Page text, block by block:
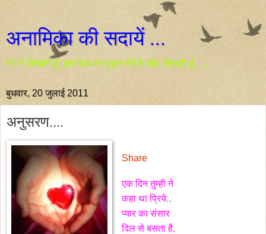
अनामिका की सदायें ...
जो भी लिखती हूँ, इस दिल को सुकून देने के लिए लिखती हूँ .....
बुधवार, 20 जुलाई 2011
अनुसरण....
Share
एकदिन तुम्ही ने
कहा था प्रिये..
प्यार का संसार
दिल से बसता है.